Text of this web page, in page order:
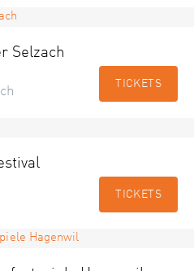
Selzach
TICKETS
TICKETS